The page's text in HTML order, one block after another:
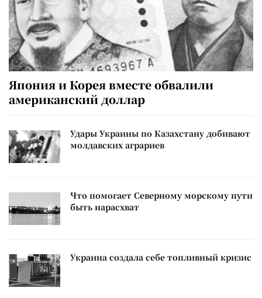
Япония и Корея вместе обвалили
американский доллар
Удары Украины по Казахстану добивают
молдавских аграриев
Что помогает Северному морскому пути
быть нарасхват
Украина создала себе топливный кризис